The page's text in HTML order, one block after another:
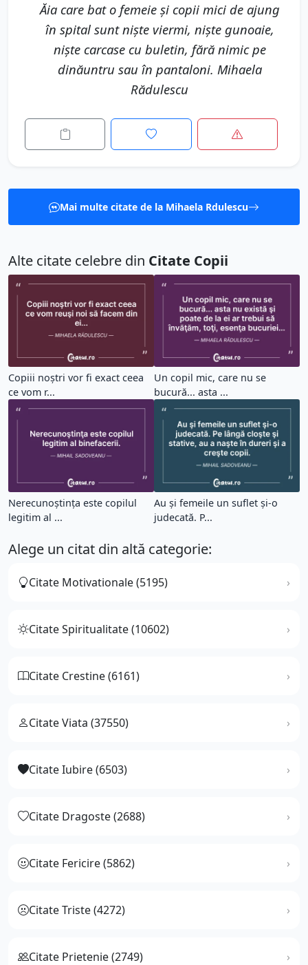
Ăia care bat o femeie şi copii mici de ajung
în spital sunt nişte viermi, nişte gunoaie,
nişte carcase cu buletin, fără nimic pe
dinăuntru sau în pantaloni. Mihaela
Rădulescu
Mai multe citate de la Mihaela Rdulescu
Alte citate celebre din Citate Copii
Copiii noştri vor fi exact ceea
ce vom r...
Un copil mic, care nu se
bucură... asta ...
Nerecunoştinţa este copilul
legitim al ...
Au şi femeile un suflet şi-o
judecată. P...
Alege un citat din altă categorie:
Citate Motivationale (5195)
Citate Spiritualitate (10602)
Citate Crestine (6161)
Citate Viata (37550)
Citate Iubire (6503)
Citate Dragoste (2688)
Citate Fericire (5862)
Citate Triste (4272)
Citate Prietenie (2749)